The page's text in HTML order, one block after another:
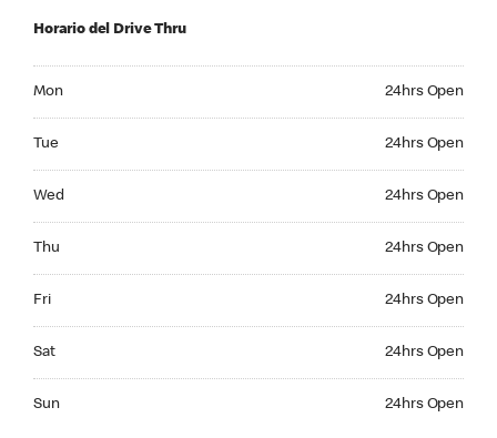
Horario del Drive Thru
Mon 24hrs Open
Tue 24hrs Open
Wed 24hrs Open
Thu 24hrs Open
Fri 24hrs Open
Sat 24hrs Open
Sun 24hrs Open